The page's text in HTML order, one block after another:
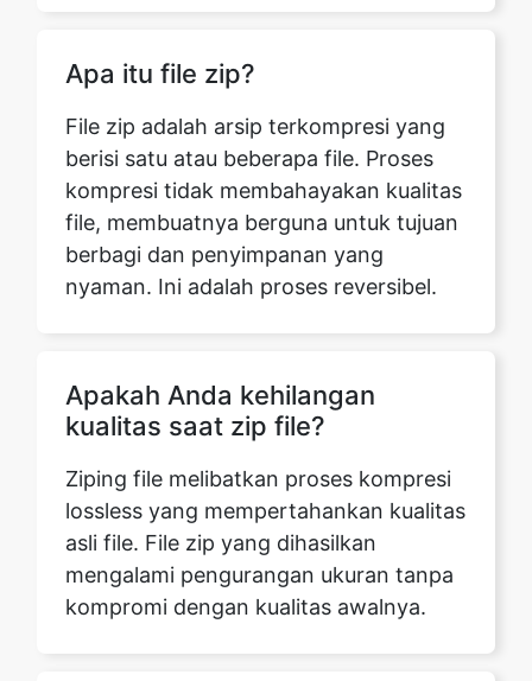
kompresi tidak membahayakan kualitas
file, membuatnya berguna untuk tujuan
berbagi dan penyimpanan yang
nyaman. Ini adalah proses reversibel.
Apakah Anda kehilangan
lossless yang mempertahankan kualitas
asli file. File zip yang dihasilkan
mengalami pengurangan ukuran tanpa
kompromi dengan kualitas awalnya.
Berapa banyak zip mengurangi